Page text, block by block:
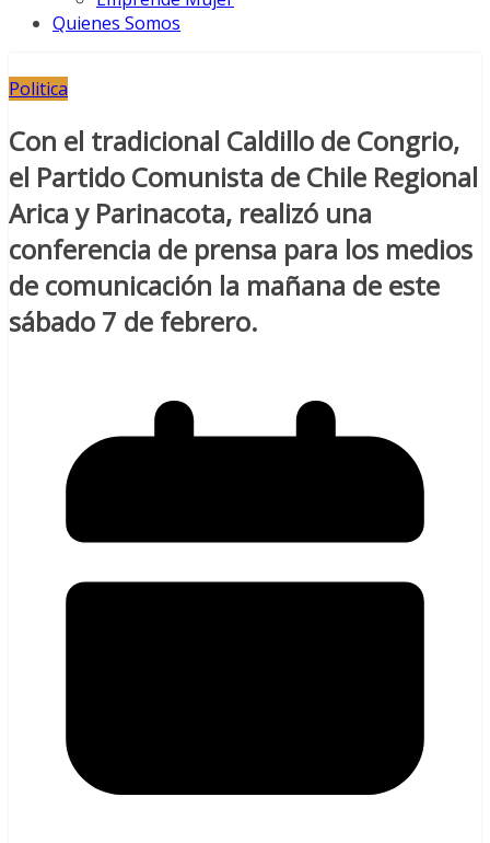
Quienes Somos
Politica
Con el tradicional Caldillo de Congrio,
el Partido Comunista de Chile Regional
Arica y Parinacota, realizó una
conferencia de prensa para los medios
de comunicación la mañana de este
sábado 7 de febrero.